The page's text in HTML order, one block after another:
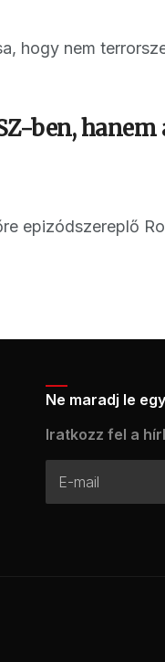
hogy nem
ben,
epizódszereplő
Ne maradj le
Iratkozz fel a